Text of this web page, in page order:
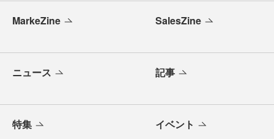
MarkeZine SalesZine
ニュース 記事
特集 イベント